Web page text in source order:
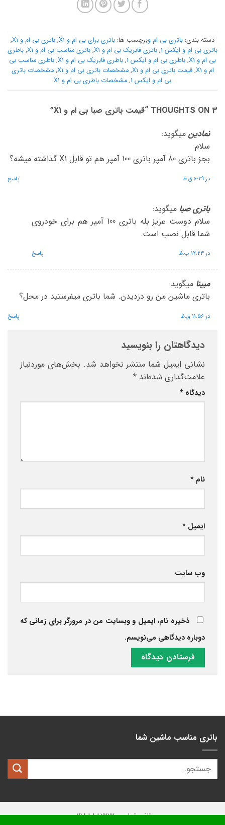
دسته بندی: باتری بی ام وبرچسب ها: باتری برای بی ام و X1 , باتری بی ام و X1
,
باتری بی ام و ایکس 1 , باتری فابریک بی ام و X1 , باتری مناسب بی ام و X1 , باطری
بی ام و X1
, باطری بی ام و ایکس 1 , باطری فابریک بی ام و X1 , باطری مناسب بی
ام و X1
,قیمت باتری بی ام و X1 ,مشخصات باتری بی ام و X1 ,مشخصات باتری
بی ام و ایکس 1 , مشخصات باطری بی ام و X1
3 THOUGHTS ON “ قیمت باتری صبا بی ام و X1
”
نمادین میگوید:
سلام
بجز باتری 80 آمپر باتری 100 آمپر هم تو قابل X1 گذاشته میشه؟
در 6:29 ق.ظ پاسخ
باتری صبا میگوید:
سلام دوست عزیز بله باتری 100 آمپر هم برای خودروی
شما قابل نصب است.
در 12:23 ب.ظ پاسخ
مبینا میگوید:
باتری ماشین من رو دزدیدن. شما باتری میفرستید در محل؟
در 11:56 ق.ظ پاسخ
دیدگاهتان را بنویسید
نشانی ایمیل شما منتشر نخواهد شد. بخش‌های موردنیاز
علامت‌گذاری شده‌اند *
دیدگاه *
نام *
ایمیل *
وب‌ سایت
ذخیره نام، ایمیل و وبسایت من در مرورگر برای زمانی که
دوباره دیدگاهی می‌نویسم.
باتری مناسب ماشین شما
تلفن تماس: 02188882222